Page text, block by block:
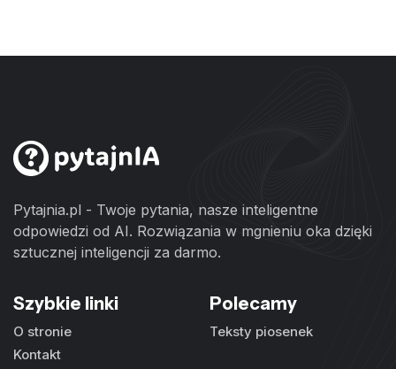
Pytajnia.pl - Twoje pytania, nasze inteligentne
odpowiedzi od AI. Rozwiązania w mgnieniu oka dzięki
sztucznej inteligencji za darmo.
Szybkie linki
O stronie
Kontakt
Polecamy
Teksty piosenek